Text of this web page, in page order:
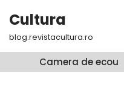
Sari
conținut
Cultura
blog.revistacultura.ro
Camera de ecou